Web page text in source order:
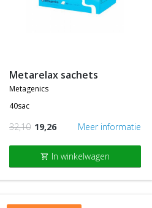
metarelax sachets
metagenics
40sac
32,10 19,26 Meer informatie
shopping_cart In winkelwagen